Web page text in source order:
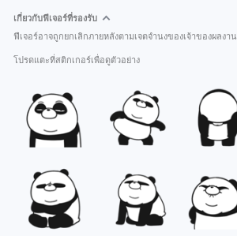
เกี่ยวกับฟีเจอร์ที่รองรับ
ฟีเจอร์อาจถูกยกเลิกภายหลังตามเจตจำนงของเจ้าของผลงาน
โปรดแตะที่สติกเกอร์เพื่อดูตัวอย่าง